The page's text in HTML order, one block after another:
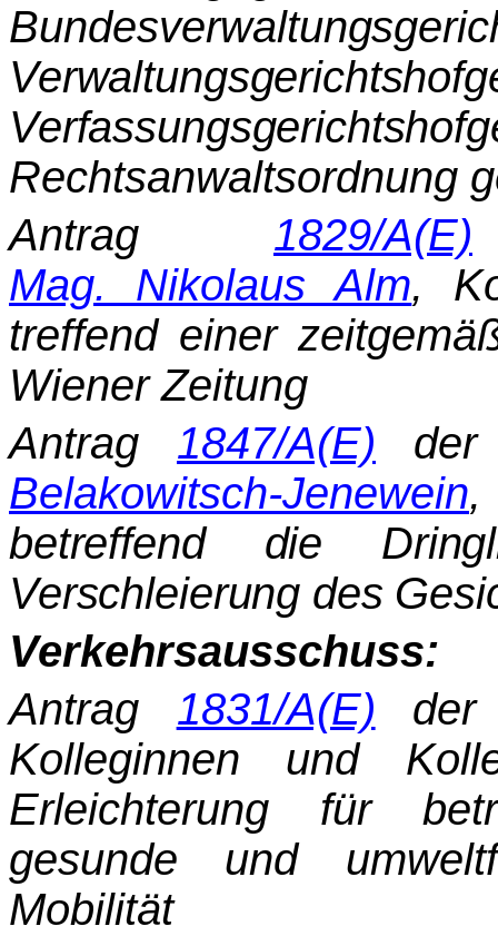
Bundesverwal­
Verfassungsgerichts­
Rechtsanwaltsordnung
Antrag 1829/A(E)
Mag. Nikolaus Alm,
treffend einer
Wiener Zeitung
Antrag 1847/A(E) der
Belakowitsch-Jenewein,
betreffend die
Verschleierung des
Verkehrsausschuss:
Antrag 1831/A(E) der
Kolleginnen und
Erleichterung für
gesunde und
Mobilität